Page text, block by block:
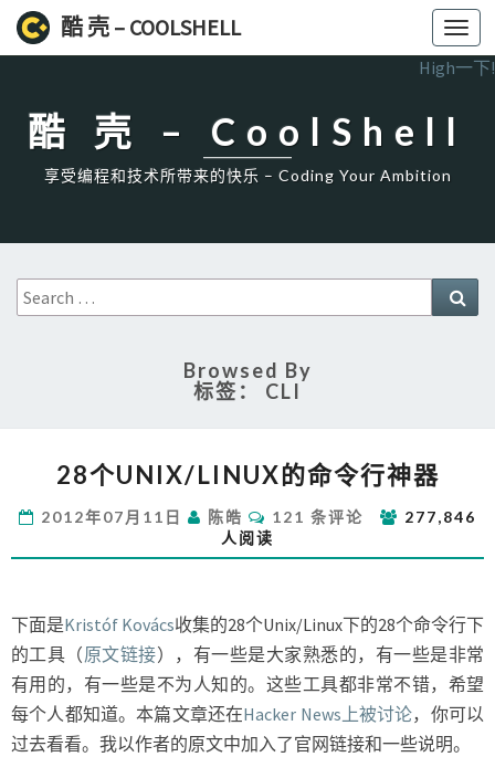
酷 壳 – COOLSHELL
High一下!
酷 壳 – CoolShell
享受编程和技术所带来的快乐 – Coding Your Ambition
Search
for:
Browsed By
标签： CLI
个
的
命
神
器
28个UNIX/LINUX的命令行神器
2012年07月11日 陈皓
评
论
121 条评论
277,846
人阅读
下面是Kristóf Kovács收集的28个Unix/Linux下的28个命令行下
的工具（原文链接），有一些是大家熟悉的，有一些是非常
有用的，有一些是不为人知的。这些工具都非常不错，希望
每个人都知道。本篇文章还在Hacker News上被讨论，你可以
过去看看。我以作者的原文中加入了官网链接和一些说明。